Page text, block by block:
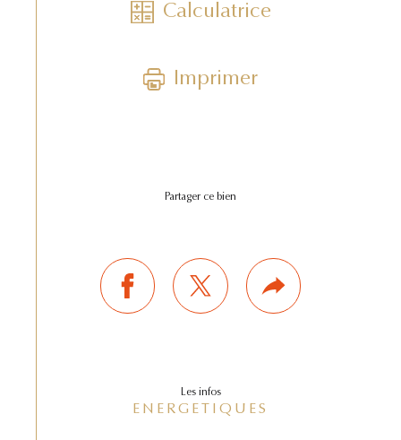
Calculatrice
Imprimer
Partager ce bien
Les infos
ENERGETIQUES